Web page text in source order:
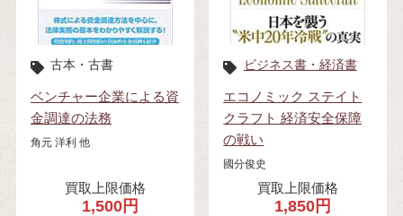
古本・古書
ベンチャー企業による資
金調達の法務
角元 洋利 他
買取上限価格
1,500円
ビジネス書・経済書
エコノミック ステイト
クラフト 経済安全保障
の戦い
國分俊史
買取上限価格
1,850円